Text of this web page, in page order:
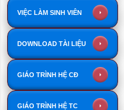
VIỆC LÀM SINH VIÊN
DOWNLOAD TÀI LIỆU
GIÁO TRÌNH HỆ CĐ
GIÁO TRÌNH HỆ TC